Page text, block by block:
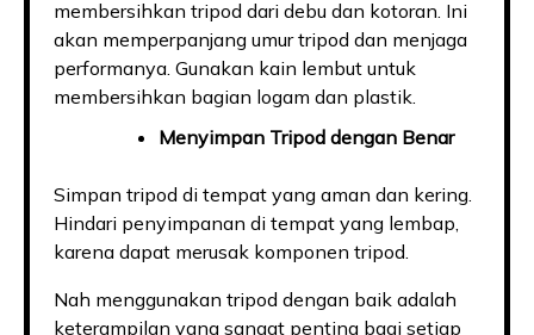
membersihkan tripod dari debu dan kotoran. Ini
akan memperpanjang umur tripod dan menjaga
performanya. Gunakan kain lembut untuk
membersihkan bagian logam dan plastik.
Menyimpan Tripod dengan Benar
Simpan tripod di tempat yang aman dan kering.
Hindari penyimpanan di tempat yang lembap,
karena dapat merusak komponen tripod.
Nah menggunakan tripod dengan baik adalah
keterampilan yang sangat penting bagi setiap